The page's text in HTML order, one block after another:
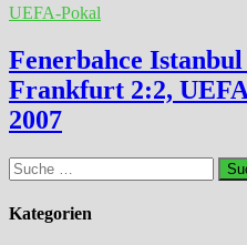
UEFA-Pokal
Fenerbahce
Frankfurt 2:2,
2007
Suche
nach:
Kategorien